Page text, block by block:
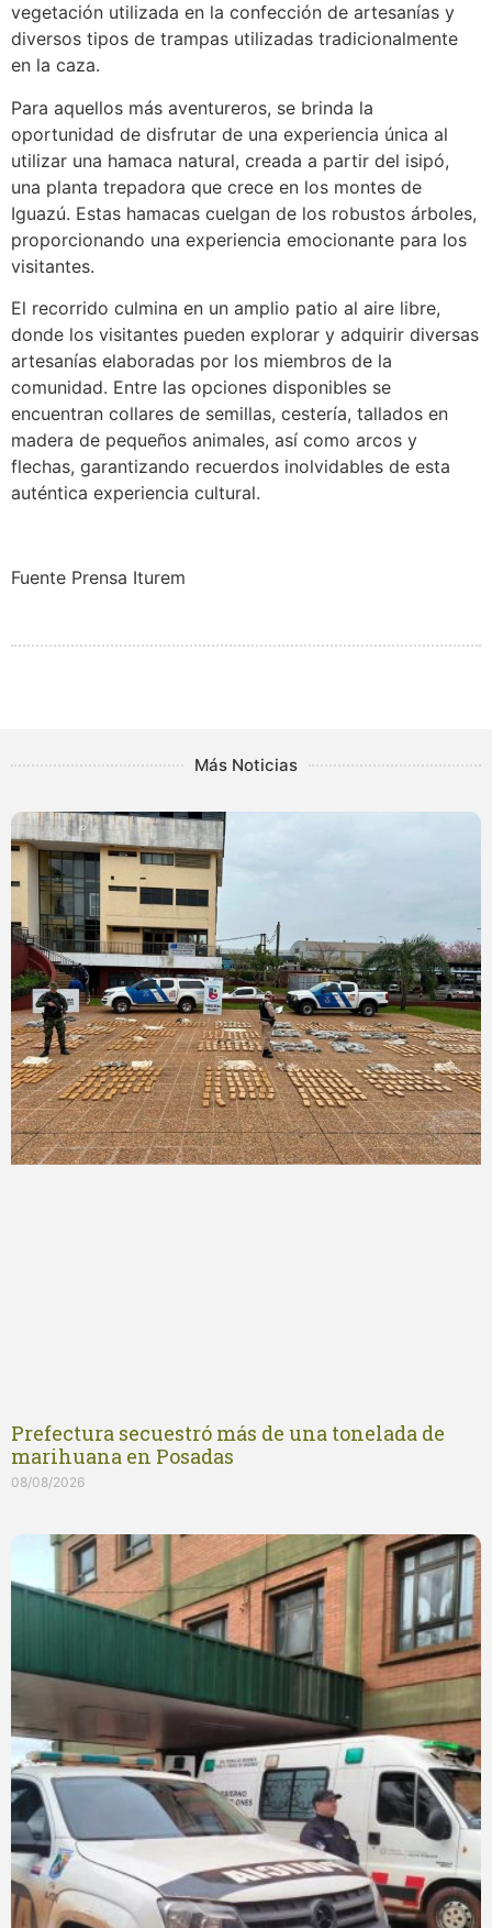
vegetación utilizada en la confección de artesanías y
diversos tipos de trampas utilizadas tradicionalmente
en la caza.
Para aquellos más aventureros, se brinda la
oportunidad de disfrutar de una experiencia única al
utilizar una hamaca natural, creada a partir del isipó,
una planta trepadora que crece en los montes de
Iguazú. Estas hamacas cuelgan de los robustos árboles,
proporcionando una experiencia emocionante para los
visitantes.
El recorrido culmina en un amplio patio al aire libre,
donde los visitantes pueden explorar y adquirir diversas
artesanías elaboradas por los miembros de la
comunidad. Entre las opciones disponibles se
encuentran collares de semillas, cestería, tallados en
madera de pequeños animales, así como arcos y
flechas, garantizando recuerdos inolvidables de esta
auténtica experiencia cultural.
Fuente Prensa Iturem
Más Noticias
Prefectura secuestró más de una tonelada de
marihuana en Posadas
08/08/2026